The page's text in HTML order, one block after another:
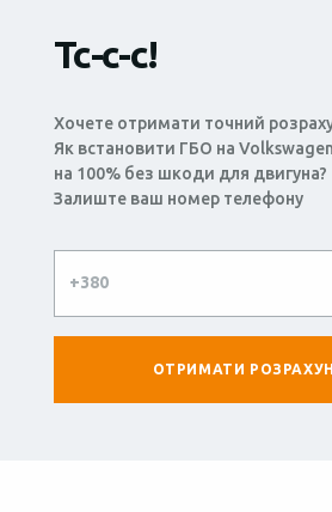
Тс-с-с!
Хочете отримати точний
Як встановити ГБО на
на 100% без шкоди для двигуна?
Залиште ваш номер телефону